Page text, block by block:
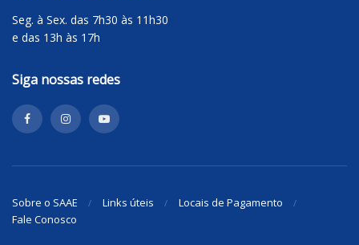
Seg. à Sex. das 7h30 às 11h30
e das 13h às 17h
Siga nossas redes
Sobre o SAAE Links úteis
Locais de Pagamento
Fale Conosco